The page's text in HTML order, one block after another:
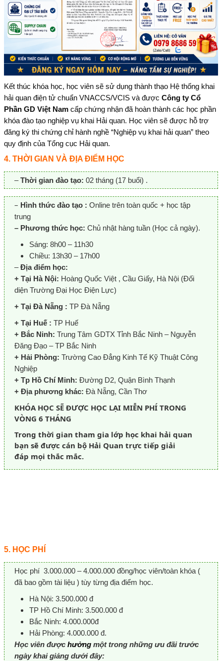
Kết thúc khóa học, học viên sẽ sử dụng thành thạo Hệ thống khai
hải quan điện tử chuẩn VNACCS/VCIS và được Công ty Cổ
Phần GD Việt Nam cấp chứng nhận đã hoàn thành các học phần
khóa đào tạo nghiệp vụ khai Hải quan. Học viên sẽ được hỗ trợ
đăng ký thi chứng chỉ hành nghề “Nghiệp vụ khai hải quan” theo
quy định của Tổng cục Hải quan.
4. THỜI GIAN VÀ ĐỊA ĐIỂM HỌC
–Thời gian đào tạo: 02 tháng (17 buổi) .
– Hình thức đào tạo : Online trên toàn quốc + học tập
trung
– Phương thức học: Chủ nhật hàng tuần (Học cả ngày).
Sáng: 8h00 – 11h30
Chiều: 13h30 – 17h00
–Địa điểm học:
+ Tại Hà Nội: Hoàng Quốc Việt , Cầu Giấy, Hà Nội (Đối
diện Trường Đại Học Điện Lực)
+ Tại Đà Nẵng : TP Đà Nẵng
+ Tại Huế : TP Huế
+ Bắc Ninh: Trung Tâm GDTX Tỉnh Bắc Ninh – Nguyễn
Đăng Đạo – TP Bắc Ninh
+ Hải Phòng: Trường Cao Đẳng Kinh Tế Kỹ Thuật Công
Nghiệp
+ Tp Hồ Chí Minh: Đường D2, Quận Bình Thạnh
+ Địa phương khác: Đà Nẵng, Cần Thơ
KHÓA HỌC SẼ ĐƯỢC HỌC LẠI MIỄN PHÍ TRONG
VÒNG 6 THÁNG
Trong thời gian tham gia lớp học khai hải quan
bạn sẽ được cán bộ Hải Quan trực tiếp giải
đáp mọi thắc mắc.
5. HỌC PHÍ
Học phí 3.000.000 – 4.000.000 đồng/học viên/toàn khóa (
đã bao gồm tài liệu ) tùy từng địa điểm học.
Hà Nội: 3.500.000 đ
TP Hồ Chí Minh: 3.500.000 đ
Bắc Ninh: 4.000.000đ
Hải Phòng: 4.000.000 đ.
Học viên được hưởng một trong những ưu đãi trước
ngày khai giảng dưới đây: